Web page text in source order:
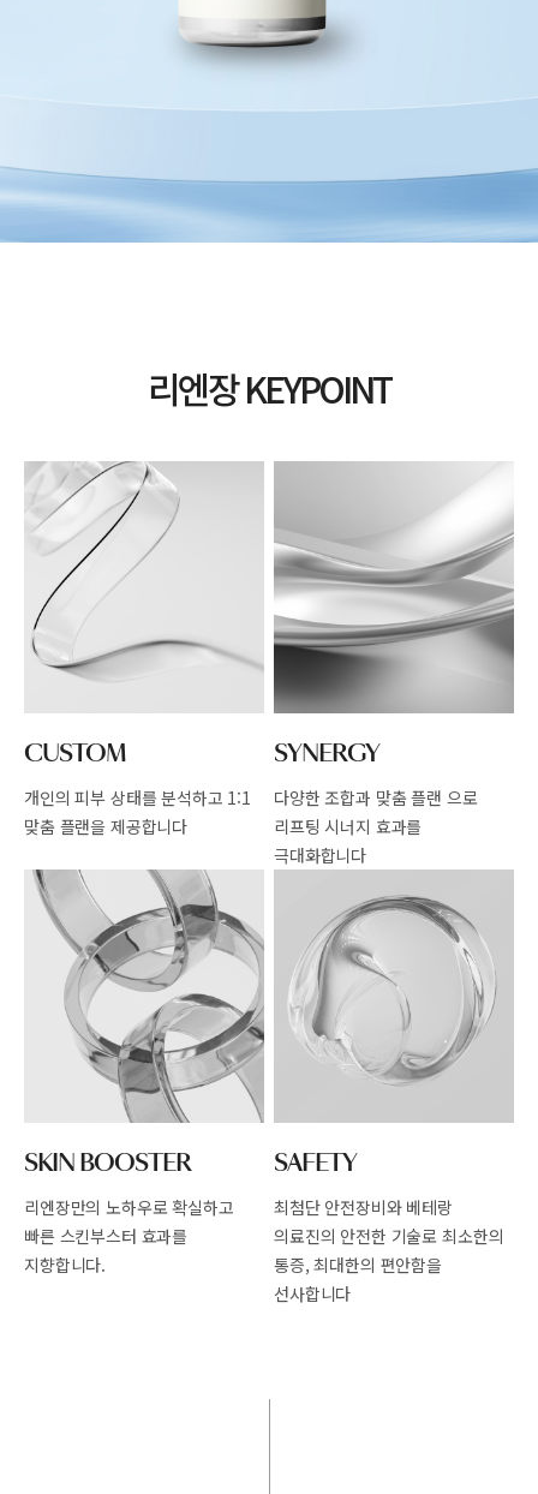
리엔장 KEYPOINT
CUSTOM
개인의 피부 상태를 분석하고 1:1
맞춤 플랜을 제공합니다
SYNERGY
다양한 조합과 맞춤 플랜 으로
리프팅 시너지 효과를
극대화합니다
SKIN BOOSTER
리엔장만의 노하우로 확실하고
빠른 스킨부스터 효과를
지향합니다.
SAFETY
최첨단 안전장비와 베테랑
의료진의 안전한 기술로 최소한의
통증, 최대한의 편안함을
선사합니다